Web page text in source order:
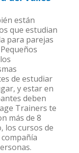
están
que estudian
para parejas
de estudiar
y estar en
deben
Trainers te
más de 8
los cursos de